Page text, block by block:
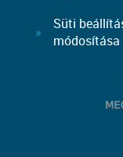
Süti
módosítása